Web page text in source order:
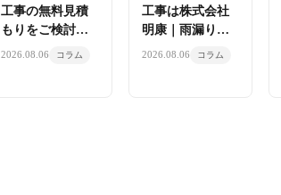
工事の無料見積
もりをご検討の
方へ株式会社明
2026.08.06 コラム
工事は株式会社
明康｜雨漏り修
理から外壁改修
2026.08.06 コラム